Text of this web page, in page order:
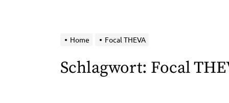
Home Focal THEVA
Schlagwort: Focal